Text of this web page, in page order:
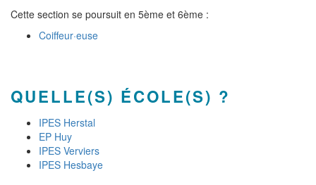
Cette section se poursuit en 5ème et 6ème :
Coiffeur·euse
QUELLE(S) ÉCOLE(S) ?
IPES Herstal
EP Huy
IPES Verviers
IPES Hesbaye